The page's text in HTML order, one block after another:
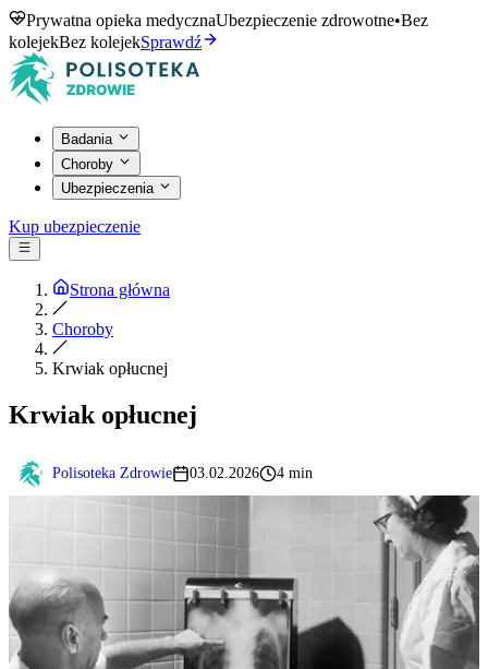
Prywatna opieka medycznaUbezpieczenie zdrowotne•Bez
kolejekBez kolejekSprawdź
Badania
Choroby
Ubezpieczenia
Kup ubezpieczenie
Strona główna
Choroby
Krwiak opłucnej
Krwiak opłucnej
Polisoteka Zdrowie 03.02.2026 4 min